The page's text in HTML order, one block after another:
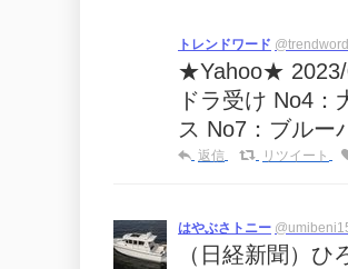
トレンドワード
★Yahoo★ 2023/
ドラ受け No4
ス No7：ブルー
返信 リツイート
はやぶさトニー
（日経新聞）